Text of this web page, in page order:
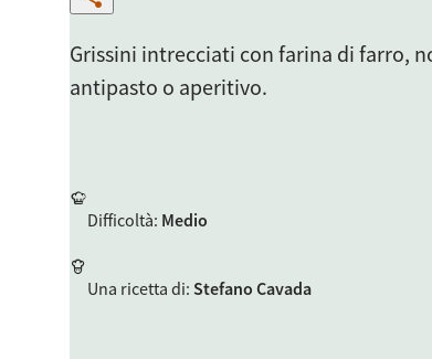
Grissini intrecciati con farina di farro,
antipasto o aperitivo.
Difficoltà: Medio
Una ricetta di: Stefano Cavada